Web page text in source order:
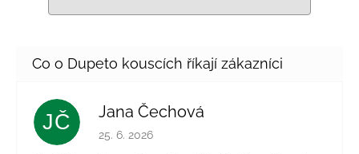
JČ Jana Čechová
Hodnocení obchodu je 5 z 5 hvězdiček.
25. 6. 2026